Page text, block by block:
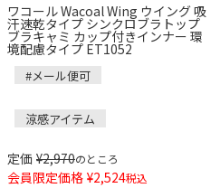
ワコール Wacoal Wing ウイング 吸
汗速乾タイプ シンクロブラトップ
ブラキャミ カップ付きインナー 環
境配慮タイプ ET1052
#メール便可
涼感アイテム
定価 ¥2,970のところ
会員限定価格 ¥2,524税込